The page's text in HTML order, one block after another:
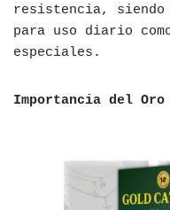
resistencia, siendo
para uso diario
especiales.
Importancia del Oro